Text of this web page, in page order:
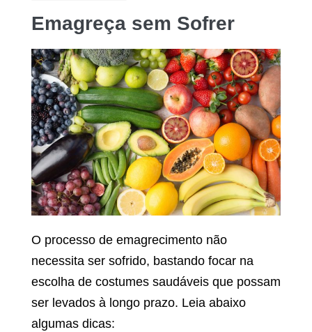
Emagreça sem Sofrer
O processo de emagrecimento não
necessita ser sofrido, bastando focar na
escolha de costumes saudáveis que possam
ser levados à longo prazo. Leia abaixo
algumas dicas: